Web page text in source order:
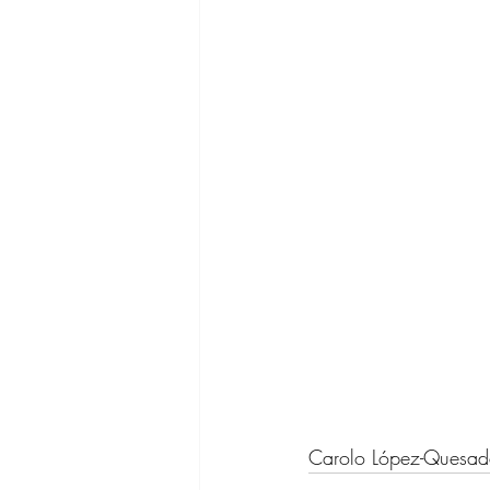
Carolo López-